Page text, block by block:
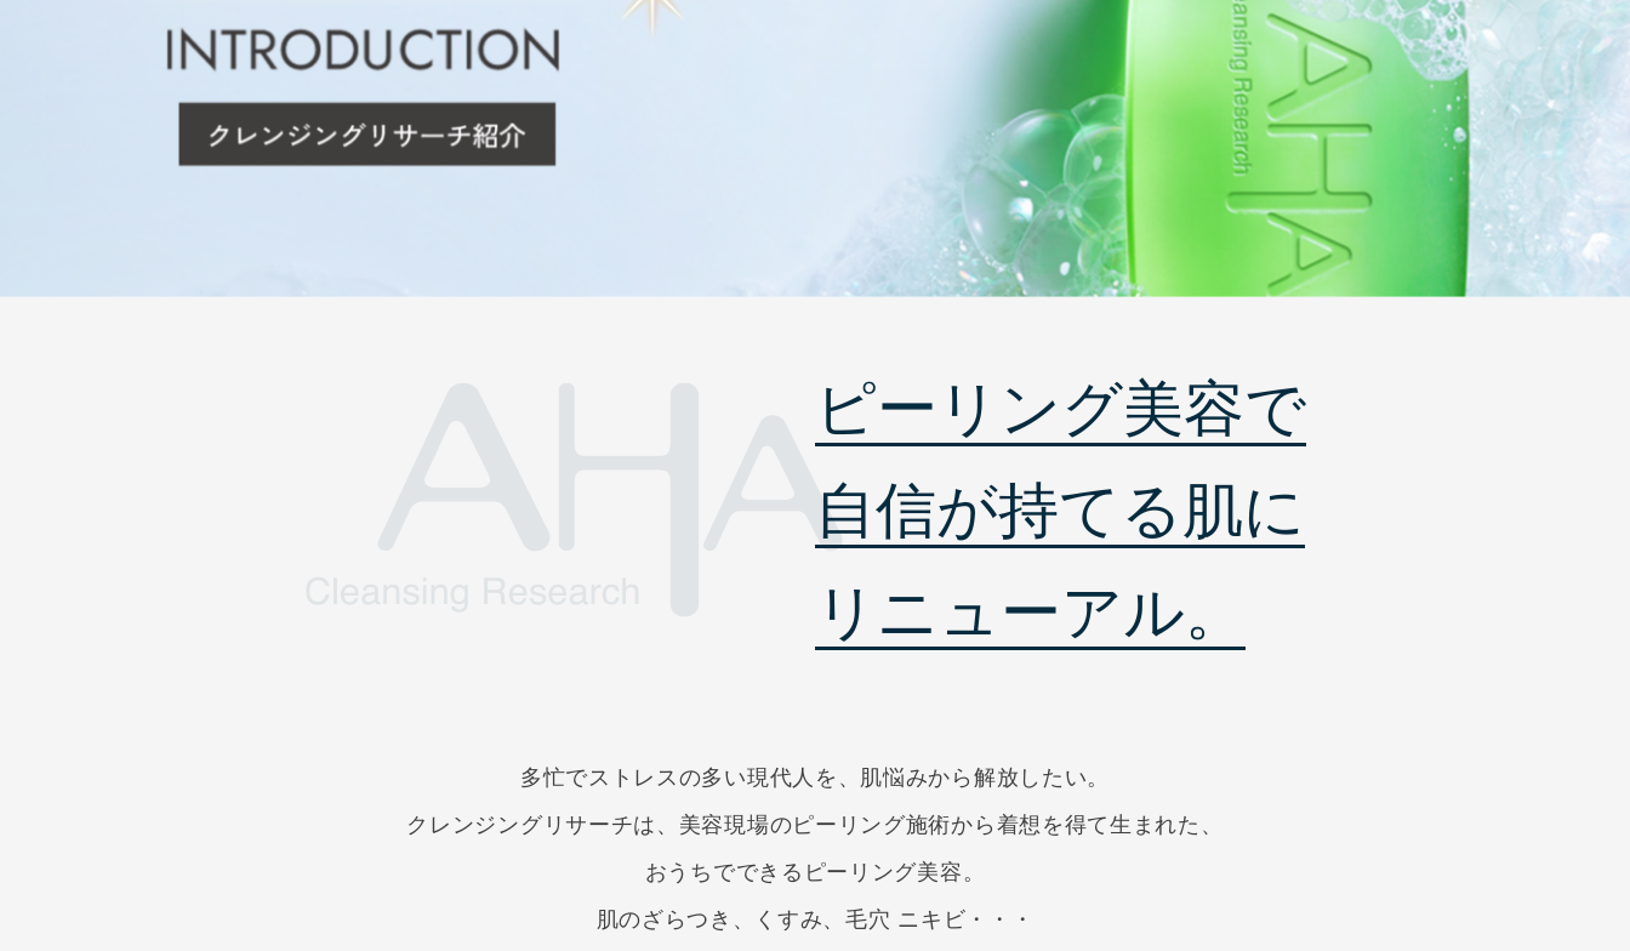
ピーリング美容で
自信が持てる肌に
リニューアル。
多忙でストレスの多い現代人を、肌悩みから解放したい。
クレンジングリサーチは、美容現場のピーリング施術から 着想を得て生まれた、
おうちでできるピーリング美容。
肌のざらつき、くすみ、毛穴 ニキビ・・・